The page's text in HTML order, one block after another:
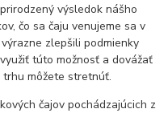
výsledok nášho
čo sa čaju venujeme sa v
zlepšili podmienky
túto možnosť a dovážať
môžete stretnúť.
čajov pochádzajúcich z